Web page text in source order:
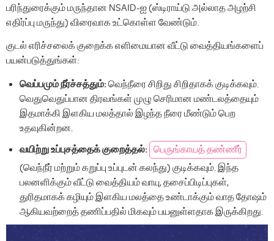
பரிந்துரைக்கும் மருந்தான NSAID-ஐ (ஸ்டிராய்டு அல்லாத அழற்சி
எதிர்ப்பு மருந்து) விரைவாக உட்கொள்ள வேண்டும்.
குடல் எரிச்சலைக் குறைக்க எளிமையான வீட்டு வைத்தியங்களைப்
பயன்படுத்துங்கள்:
வெப்பமும் நீர்ச்சத்தும்:வெந்நீரை சிறிது சிறிதாகக் குடிக்கவும்.
வெதுவெதுப்பான திரவங்கள் முழு செரிமான மண்டலத்தையும்
இதமாக்கி இளகிய மலத்தால் இழந்த நீரை மீண்டும் பெற
உதவுகின்றன.
வயிற்று உப்புசத்தைக் குறைத்தல்: பெருங்காயத் தண்ணீர்
(வெந்நீர் மற்றும் கறுப்பு உப்புடன் கலந்து) குடிக்கவும். இந்த
பலனளிக்கும் வீட்டு வைத்தியம் வாயு, தசைப்பிடிப்புகள்,
துரிதமாகக் கழியும் இளகிய மலத்தை உண்டாக்கும் வாத தோஷம்
ஆகியவற்றைத் தணிப்பதில் மிகவும் பயனுள்ளதாக இருக்கிறது.